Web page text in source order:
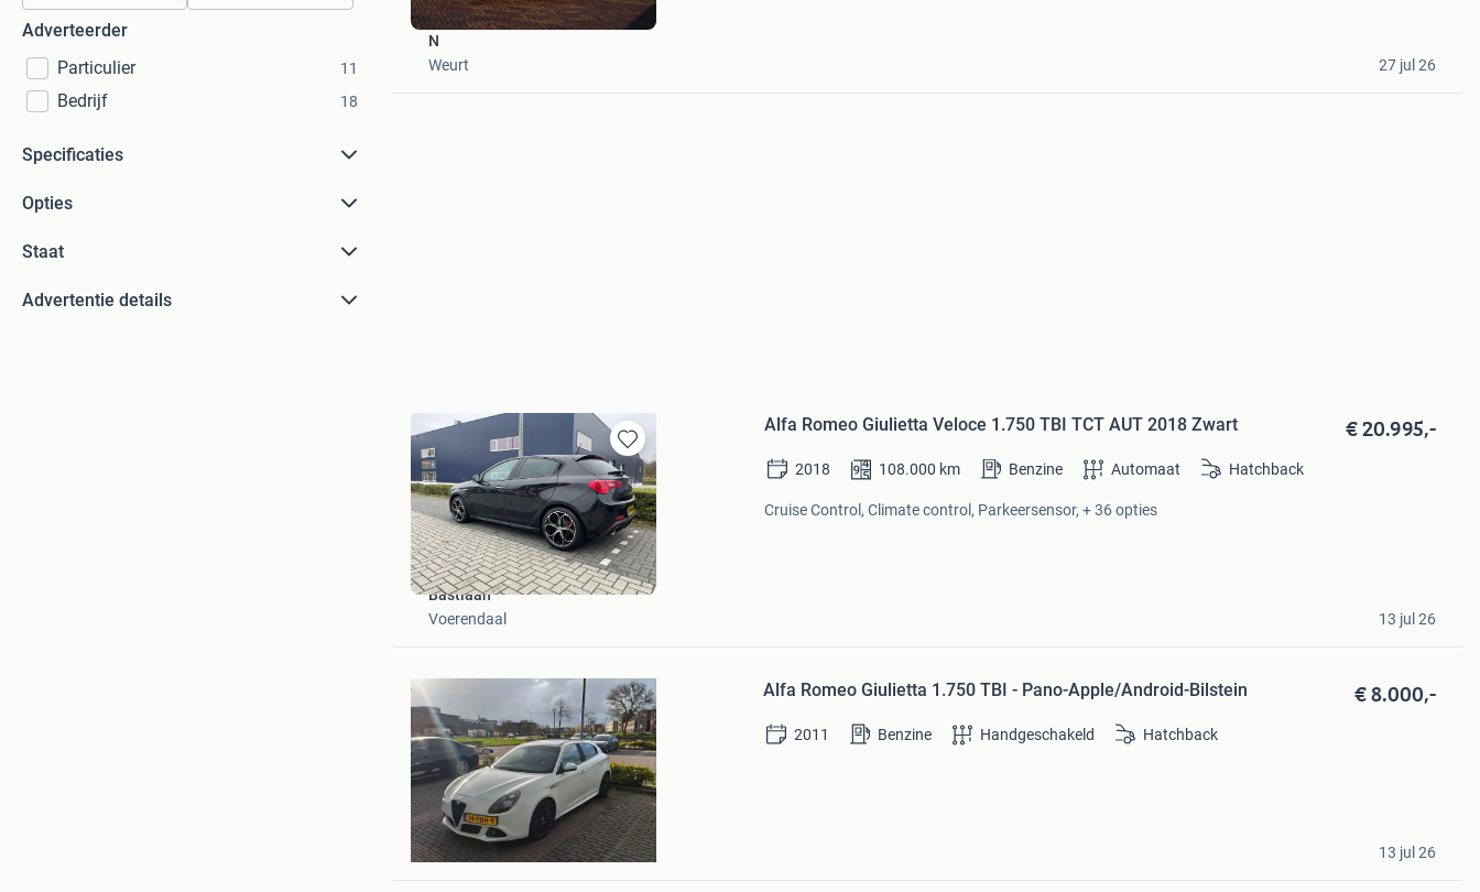
Adverteerder
Particulier
11
Bedrijf 18
Specificaties
Opties
Staat
Advertentie details
N
Weurt
27 jul 26
Bewaren
in
Mijn
Favorieten
Alfa Romeo Giulietta Veloce 1.750 TBI TCT AUT 2018 Zwart € 20.995,-
2018 108.000 km Benzine Automaat Hatchback
Cruise Control, Climate control, Parkeersensor, + 36 opties
Bastiaan
Voerendaal
13 jul 26
in
Mijn
Favorieten
Alfa Romeo Giulietta 1.750 TBI - Pano-Apple/Android-Bilstein € 8.000,-
2011 Benzine Handgeschakeld Hatchback
Jonatan
Hoornaar
13 jul 26